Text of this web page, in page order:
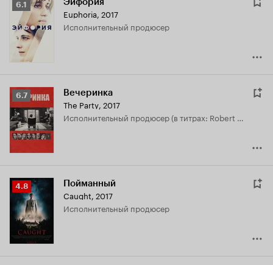
Рейтинг
Кинопоиска
6.1
6.1
Euphoria, 2017
исполнительный продюсер
Рейтинг
Кинопоиска
6.7
6.7 Вечеринка
The Party, 2017
исполнительный продюсер (в титрах: Robert Halmi Jr)
Рейтинг
Кинопоиска
4.8
4.8 Пойманный
Caught, 2017
исполнительный продюсер